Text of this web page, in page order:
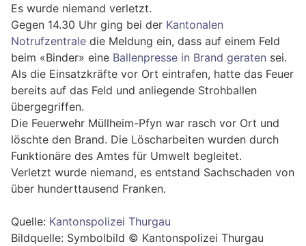
Es wurde niemand verletzt.
Gegen 14.30 Uhr ging bei der Kantonalen
Notrufzentrale die Meldung ein, dass auf einem Feld
beim «Binder» eine Ballenpresse in Brand geraten sei.
Als die Einsatzkräfte vor Ort eintrafen, hatte das Feuer
bereits auf das Feld und anliegende Strohballen
übergegriffen.
Die Feuerwehr Müllheim-Pfyn war rasch vor Ort und
löschte den Brand. Die Löscharbeiten wurden durch
Funktionäre des Amtes für Umwelt begleitet.
Verletzt wurde niemand, es entstand Sachschaden von
über hunderttausend Franken.
Quelle: Kantonspolizei Thurgau
Bildquelle: Symbolbild © Kantonspolizei Thurgau